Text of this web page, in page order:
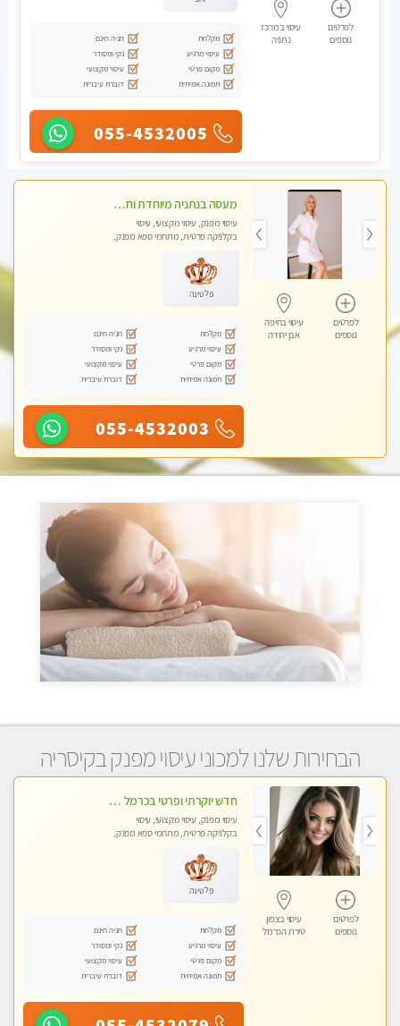
לפרטים
נוספים
עיסוי במרכז
נתניה
מקלחת
חניה חינם
עיסוי מרגיע
נקי ומסודר
מקום פרטי
עיסוי מקצועי
תמונה אמיתית
דוברת עיברית
055-4532005
לפרטים
נוספים
עיסוי בחיפה
אבן יהודה
מעסה בנתניה מיוחדת וחדשה בעיר לעיסוי...
עיסוי מפנק, עיסוי מקצועי, עיסוי
בקלניקה פרטית, מתחמי ספא מפנק,
פלטינה
מקלחת
חניה חינם
עיסוי מרגיע
נקי ומסודר
מקום פרטי
עיסוי מקצועי
תמונה אמיתית
דוברת עיברית
055-4532003
הבחירות שלנו למכוני עיסוי מפנק בקיסריה
לפרטים
נוספים
עיסוי בצפון
טירת הכרמל
חדש יוקרתי ופרטי בכרמל – חיפה! פנקו את עצמכם ברוגע פינוק וחוויה בלתי נשכחת ללא מין !!
עיסוי מפנק, עיסוי מקצועי, עיסוי
בקלניקה פרטית, מתחמי ספא מפנק,
פלטינה
מקלחת
חניה חינם
עיסוי מרגיע
נקי ומסודר
מקום פרטי
עיסוי מקצועי
תמונה אמיתית
דוברת עיברית